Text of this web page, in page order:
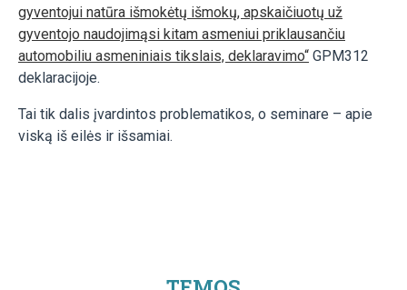
gyventojui natūra išmokėtų išmokų, apskaičiuotų už
gyventojo naudojimąsi kitam asmeniui priklausančiu
automobiliu asmeniniais tikslais, deklaravimo“ GPM312
deklaracijoje.
Tai tik dalis įvardintos problematikos, o seminare – apie
viską iš eilės ir išsamiai.